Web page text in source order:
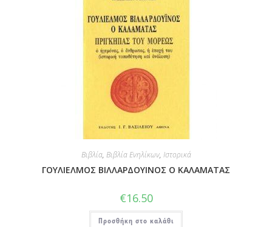
Βιβλία, Βιβλία Ενηλίκων, Ιστορικά
ΓΟΥΛΙΕΛΜΟΣ ΒΙΛΛΑΡΔΟΥΙΝΟΣ Ο ΚΑΛΑΜΑΤΑΣ
€16.50
Προσθήκη στο καλάθι